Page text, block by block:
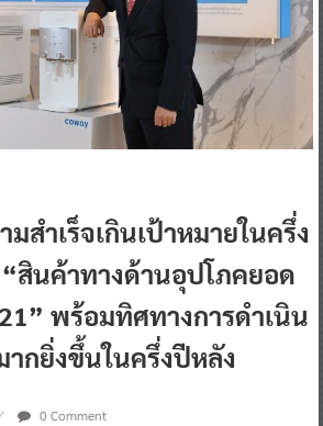
มสำเร็จเกินเป้าหมายในครึ่ง
สินค้าทางด้านอุปโภคยอด
พร้อมทิศทางการดำเนิน
กยิ่งขึ้นในครึ่งปีหลัง
0 Comment